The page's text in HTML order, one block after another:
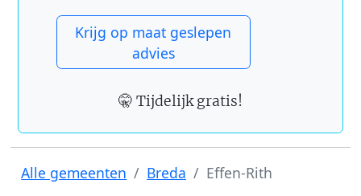
Krijg op maat geslepen
advies
🤫 Tijdelijk gratis!
Alle gemeenten Breda Effen-Rith